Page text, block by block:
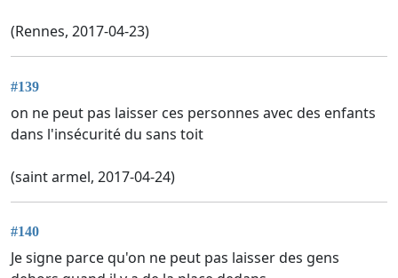
(Rennes, 2017-04-23)
#139
on ne peut pas laisser ces personnes avec des enfants
dans l'insécurité du sans toit
(saint armel, 2017-04-24)
#140
Je signe parce qu'on ne peut pas laisser des gens